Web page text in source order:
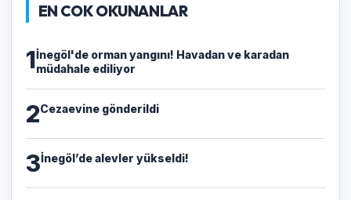
EN COK OKUNANLAR
1İnegöl'de orman yangını! Havadan ve karadan
müdahale ediliyor
2Cezaevine gönderildi
3İnegöl’de alevler yükseldi!